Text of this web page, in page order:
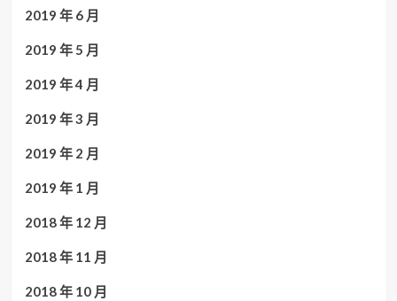
2019 年 6 月
2019 年 5 月
2019 年 4 月
2019 年 3 月
2019 年 2 月
2019 年 1 月
2018 年 12 月
2018 年 11 月
2018 年 10 月